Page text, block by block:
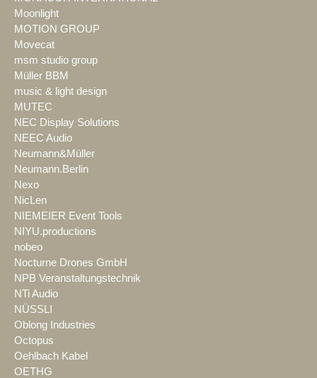
Moonlight
MOTION GROUP
Movecat
msm studio group
Müller BBM
music & light design
MUTEC
NEC Display Solutions
NEEC Audio
Neumann&Müller
Neumann.Berlin
Nexo
NicLen
NIEMEIER Event Tools
NIYU.productions
nobeo
Nocturne Drones GmbH
NPB Veranstaltungstechnik
NTi Audio
NÜSSLI
Oblong Industries
Octopus
Oehlbach Kabel
OETHG